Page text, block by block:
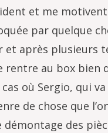
et me
par quelque
après plusieurs
rentre au box
où Sergio, qui
de chose que
des